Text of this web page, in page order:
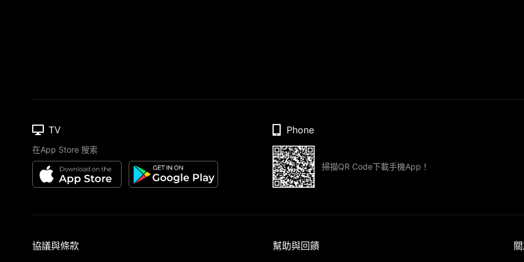
TV
在App Store 搜索
Phone
掃描QR Code下載手機App！
協議與條款 幫助與回饋